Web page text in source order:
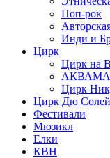
Поп-рок
Инди и
Цирк
Цирк на
Цирк
Цирк Дю Солей
Фестивали
Мюзикл
Елки
КВН